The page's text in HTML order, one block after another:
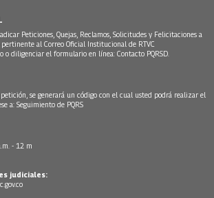
Peticiones, Quejas, Reclamos, Solicitudes y Felicitaciones a
al Correo Oficial Institucional de RTVC
o diligenciar el formulario en línea: Contacto PQRSD.
se generará un código con el cual usted podrá realizar el
a: Seguimiento de PQRS
- 12 m
judiciales: